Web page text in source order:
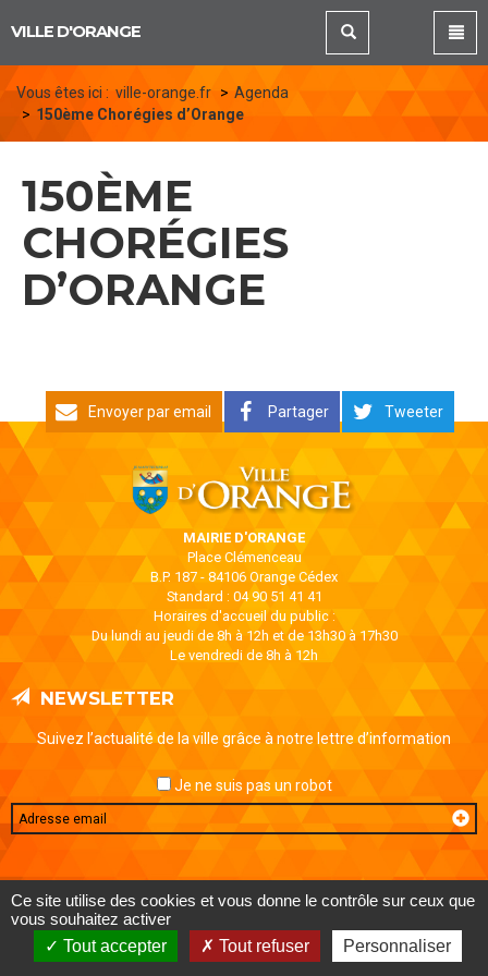
VILLE D'ORANGE
Vous êtes ici : ville-orange.fr
Agenda
150ème Chorégies d’Orange
150ÈME
CHORÉGIES
D’ORANGE
Envoyer par email Partager Tweeter
MAIRIE D'ORANGE
Place Clémenceau
B.P. 187 - 84106 Orange Cédex
Standard : 04 90 51 41 41
Horaires d'accueil du public :
Du lundi au jeudi de 8h à 12h et de 13h30 à 17h30
Le vendredi de 8h à 12h
NEWSLETTER
Suivez l’actualité de la ville grâce à notre lettre d’information
Je ne suis pas un robot
Email
MENTIONS LÉGALES DONNÉES PERSONNELLES
AIDE ET ACCESSIBILITÉ
Ce site utilise des cookies et vous donne le contrôle sur ceux que
vous souhaitez activer
Tout accepter
Tout refuser Personnaliser